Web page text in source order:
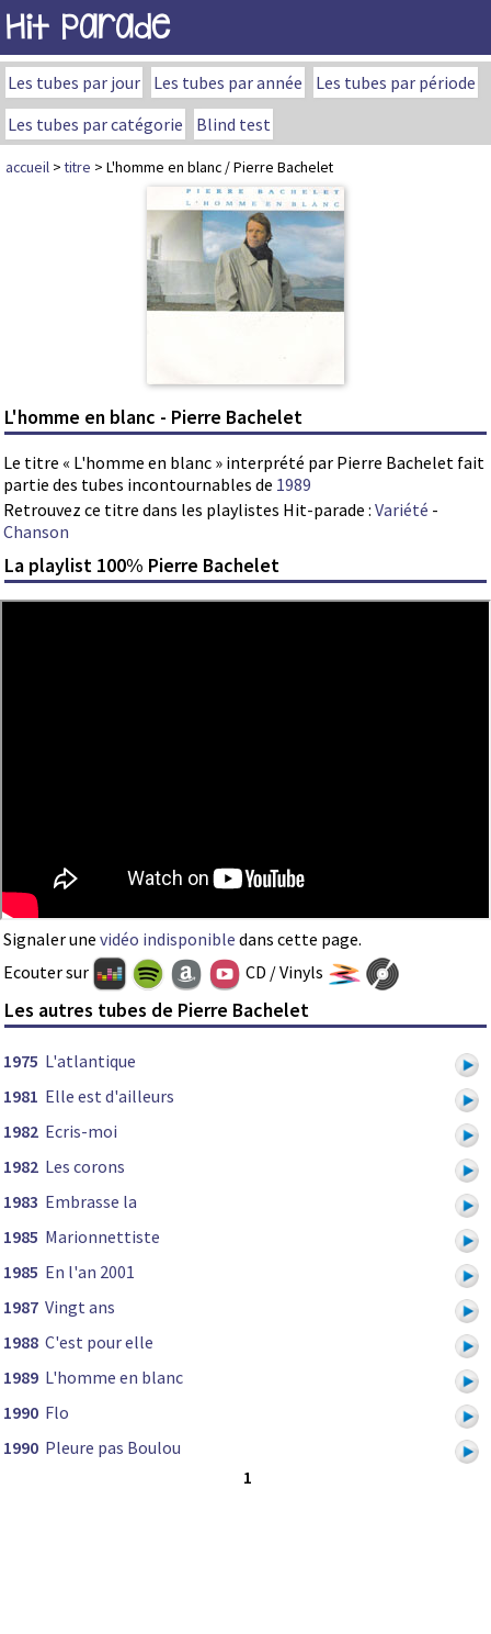
Hit Parade
Les tubes par jour Les tubes par année
Les tubes par période
Les tubes par catégorie
Blind test
accueil >titre > L'homme en blanc / Pierre Bachelet
L'homme en blanc - Pierre Bachelet
Le titre « L'homme en blanc » interprété par Pierre Bachelet fait
partie des tubes incontournables de 1989
Retrouvez ce titre dans les playlistes Hit-parade : Variété -
Chanson
La playlist 100% Pierre Bachelet
Signaler une vidéo indisponible dans cette page.
Ecouter sur
CD / Vinyls
Les autres tubes de Pierre Bachelet
1975 L'atlantique
1981 Elle est d'ailleurs
1982 Ecris-moi
1982 Les corons
1983 Embrasse la
1985 Marionnettiste
1985 En l'an 2001
1987 Vingt ans
1988 C'est pour elle
1989 L'homme en blanc
1990 Flo
1990 Pleure pas Boulou
1